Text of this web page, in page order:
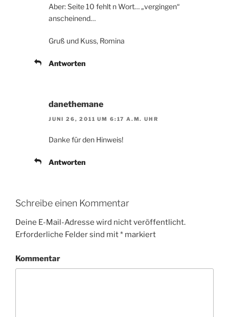
Aber: Seite 10 fehlt n Wort… „vergingen“
anscheinend…
Gruß und Kuss, Romina
Antworten
danethemane
JUNI 26, 2011 UM 6:17 A.M. UHR
Danke für den Hinweis!
Antworten
Schreibe einen Kommentar
Deine E-Mail-Adresse wird nicht veröffentlicht.
Erforderliche Felder sind mit* markiert
Kommentar